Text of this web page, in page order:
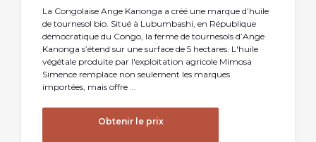
La Congolaise Ange Kanonga a créé une marque d’huile
de tournesol bio. Situé à Lubumbashi, en République
démocratique du Congo, la ferme de tournesols d’Ange
Kanonga s’étend sur une surface de 5 hectares. L'huile
végétale produite par l'exploitation agricole Mimosa
Simence remplace non seulement les marques
importées, mais offre ...
Obtenir le prix